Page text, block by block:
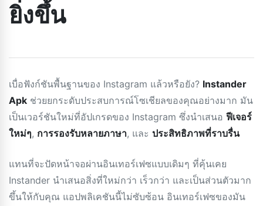
ยิ่งขึ้น
เบื่อฟังก์ชันพื้นฐานของ Instagram แล้วหรือยัง? Instander
Apk ช่วยยกระดับประสบการณ์โซเชียลของคุณอย่างมาก มัน
เป็นเวอร์ชันใหม่ที่อัปเกรดของ Instagram ซึ่งนำเสนอ ฟีเจอร์
ใหม่ๆ, การรองรับหลายภาษา, และ ประสิทธิภาพที่ราบรื่น
แทนที่จะปัดหน้าจอผ่านอินเทอร์เฟซแบบเดิมๆ ที่คุ้นเคย
Instander นำเสนอสิ่งที่ใหม่กว่า เร็วกว่า และเป็นส่วนตัวมาก
ขึ้นให้กับคุณ แอปพลิเคชันนี้ไม่ซับซ้อน อินเทอร์เฟซของมัน